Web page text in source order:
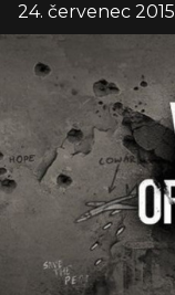
24. červenec 2015